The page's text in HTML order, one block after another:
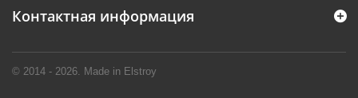
© 2014 - 2026. Made in Elstroy
Контактная информация